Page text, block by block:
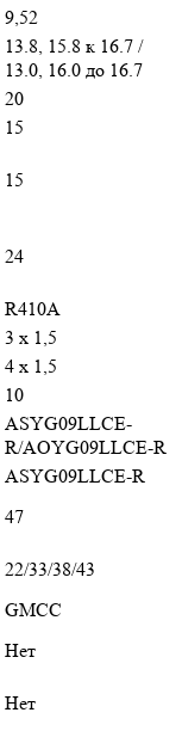
9,52
13.8, 15.8 к 16.7 /
13.0, 16.0 до 16.7
20
15
15
24
R410A
3 х 1,5
4 х 1,5
10
ASYG09LLCE-
R/AOYG09LLCE-R
ASYG09LLCE-R
47
22/33/38/43
GMCC
Нет
Нет